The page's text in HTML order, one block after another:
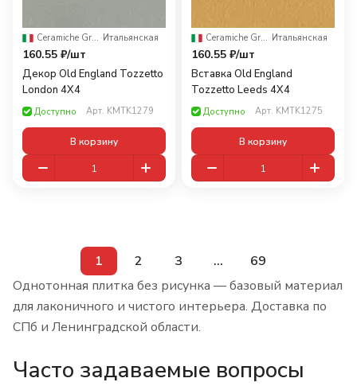
Ceramiche Grazia ·Итальянская
160.55 ₽/шт
Декор Old England Tozzetto
London 4X4
Доступно Арт. KMTK1279
В корзину
Ceramiche Grazia ·Итальянская
160.55 ₽/шт
Вставка Old England
Tozzetto Leeds 4X4
Доступно Арт. KMTK1275
В корзину
1 2 3 ...
69
Однотонная плитка без рисунка — базовый материал
для лаконичного и чистого интерьера. Доставка по
СПб и Ленинградской области.
Часто задаваемые вопросы